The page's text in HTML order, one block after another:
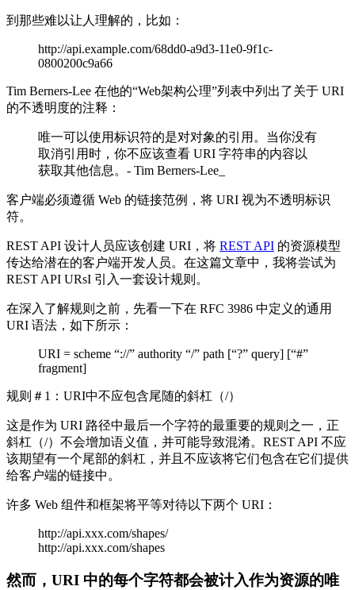
到那些难以让人理解的，比如：
http://api.example.com/68dd0-a9d3-11e0-9f1c-
0800200c9a66
Tim Berners-Lee 在他的“Web架构公理”列表中列出了关于 URI
的不透明度的注释：
唯一可以使用标识符的是对对象的引用。当你没有
取消引用时，你不应该查看 URI 字符串的内容以
获取其他信息。- Tim Berners-Lee_
客户端必须遵循 Web 的链接范例，将 URI 视为不透明标识
符。
REST API 设计人员应该创建 URI，将 REST API 的资源模型
传达给潜在的客户端开发人员。在这篇文章中，我将尝试为
REST API URsI 引入一套设计规则。
在深入了解规则之前，先看一下在 RFC 3986 中定义的通用
URI 语法，如下所示：
URI = scheme “://” authority “/” path [“?” query] [“#”
fragment]
规则＃1：URI中不应包含尾随的斜杠（/）
这是作为 URI 路径中最后一个字符的最重要的规则之一，正
斜杠（/）不会增加语义值，并可能导致混淆。REST API 不应
该期望有一个尾部的斜杠，并且不应该将它们包含在它们提供
给客户端的链接中。
许多 Web 组件和框架将平等对待以下两个 URI：
http://api.xxx.com/shapes/
http://api.xxx.com/shapes
然而，URI 中的每个字符都会被计入作为资源的唯